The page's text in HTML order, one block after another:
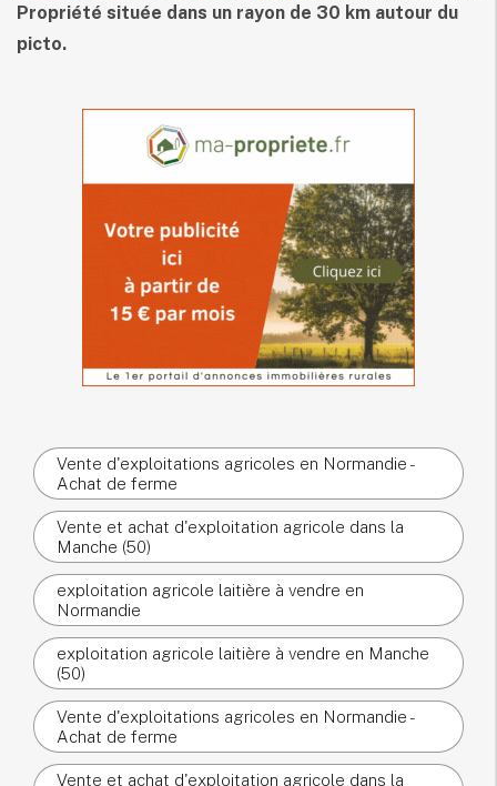
Propriété située dans un rayon de 30 km autour du
picto.
Vente d'exploitations agricoles en Normandie -
Achat de ferme
Vente et achat d'exploitation agricole dans la
Manche (50)
exploitation agricole laitière à vendre en
Normandie
exploitation agricole laitière à vendre en Manche
(50)
Vente d'exploitations agricoles en Normandie -
Achat de ferme
Vente et achat d'exploitation agricole dans la